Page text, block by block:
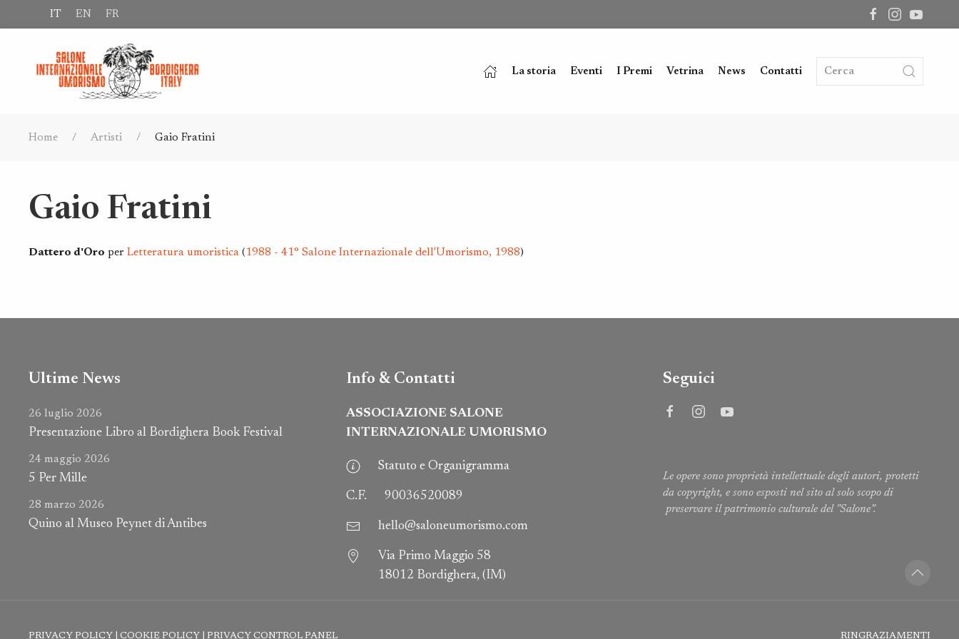
IT EN FR
La storia Eventi I Premi Vetrina News Contatti
Home Artisti Gaio Fratini
Gaio Fratini
Dattero d'Oro per Letteratura umoristica (1988 - 41° Salone Internazionale dell'Umorismo, 1988)
Ultime News
26 luglio 2026
Presentazione Libro al Bordighera Book Festival
24 maggio 2026
5 Per Mille
28 marzo 2026
Quino al Museo Peynet di Antibes
Info & Contatti
ASSOCIAZIONE SALONE
INTERNAZIONALE UMORISMO
Statuto e Organigramma
C.F. 90036520089
hello@saloneumorismo.com
Via Primo Maggio 58
18012 Bordighera, (IM)
Seguici
Le opere sono proprietà intellettuale degli autori, protetti
da copyright, e sono esposti nel sito al solo scopo di
preservare il patrimonio culturale del "Salone”.
PRIVACY POLICY COOKIE POLICY PRIVACY CONTROL PANEL RINGRAZIAMENTI